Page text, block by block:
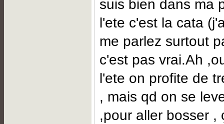
suis bien dans ma
l'ete c'est la cata
me parlez surtout
c'est pas vrai.Ah
l'ete on profite de
, mais qd on se
,pour aller bosser ,